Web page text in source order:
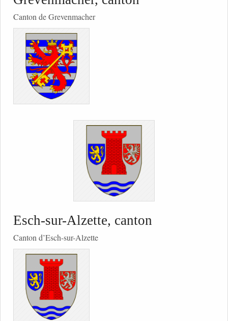
Canton de Grevenmacher
Esch-sur-Alzette, canton
Canton d’Esch-sur-Alzette